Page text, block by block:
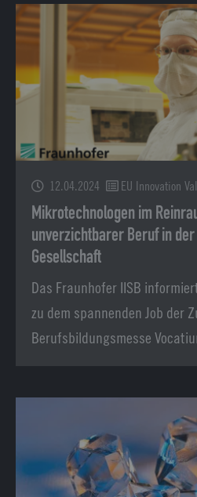
12.04.2024 EU Innovation
Mikrotechnologen im
unverzichtbarer Beruf in
Gesellschaft
Das Fraunhofer IISB
zu dem spannenden Job der
Berufsbildungsmesse